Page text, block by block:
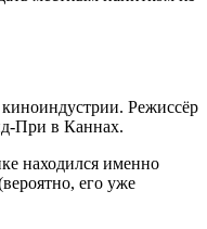
Режиссёр
При в Каннах.
находился именно
его уже